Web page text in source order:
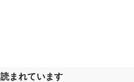
読まれています